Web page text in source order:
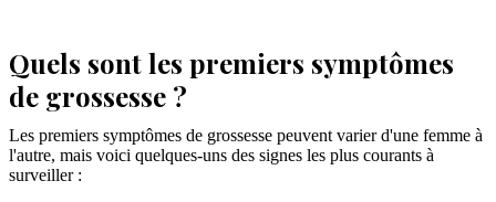
Quels sont les premiers symptômes
de grossesse ?
Les premiers symptômes de grossesse peuvent varier d'une femme à
l'autre, mais voici quelques-uns des signes les plus courants à
surveiller :